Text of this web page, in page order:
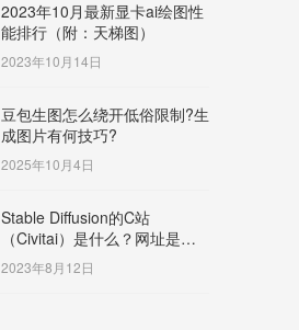
2023年10月最新显卡ai绘图性
能排行（附：天梯图）
2023年10月14日
豆包生图怎么绕开低俗限制?生
成图片有何技巧?
2025年10月4日
Stable Diffusion的C站
（Civitai）是什么？网址是多
少？
2023年8月12日